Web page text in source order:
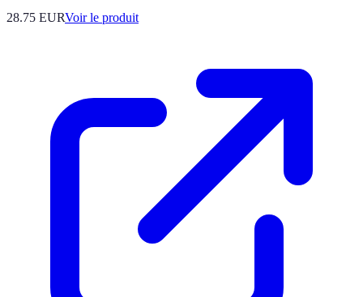
28.75 EURVoir le produit